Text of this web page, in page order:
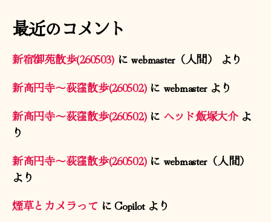
最近のコメント
新宿御苑散歩(260503) にwebmaster（人間）
より
新高円寺〜荻窪散歩(260502)に webmasterより
新高円寺〜荻窪散歩(260502)に ヘッド飯塚大介よ
り
新高円寺〜荻窪散歩(260502)に webmaster（人間）
より
煙草とカメラってにCopilotより